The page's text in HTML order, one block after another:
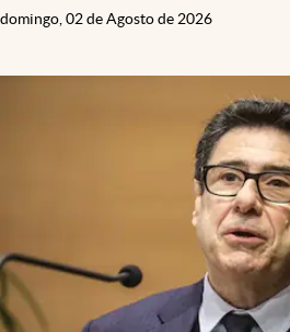
domingo, 02 de Agosto de 2026